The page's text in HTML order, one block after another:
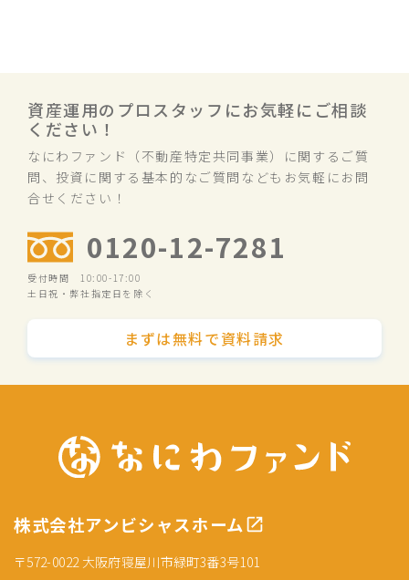
資産運用のプロスタッフにお気軽にご相談
ください！
なにわファンド（不動産特定共同事業）に関するご質
問、投資に関する基本的なご質問などもお気軽にお問
合せください！
0120-12-7281
受付時間 10:00-17:00
土日祝・弊社指定日を除く
まずは無料で資料請求
株式会社アンビシャスホーム
〒572-0022 大阪府寝屋川市緑町3番3号101